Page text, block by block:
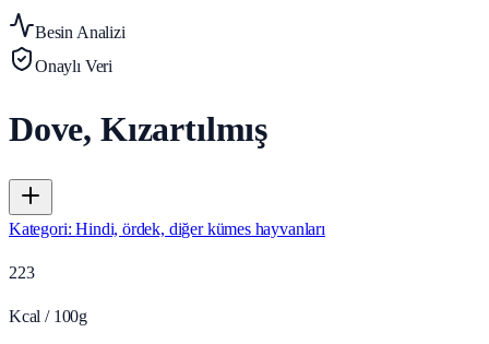
Besin Analizi
Onaylı Veri
Dove, Kızartılmış
Kategori:Hindi, ördek, diğer kümes hayvanları
223
Kcal / 100g